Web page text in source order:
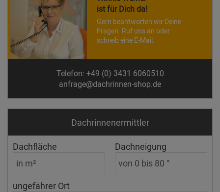
ist für Dich da!
Gern beantworten wir Deine
Fragen. Ruf uns an oder
schreib eine E-Mail.
Telefon: +49 (0) 3431 6060510
anfrage@dachrinnen-shop.de
Dachrinnen­ermittler
Dachfläche Dachneigung
ungefährer Ort